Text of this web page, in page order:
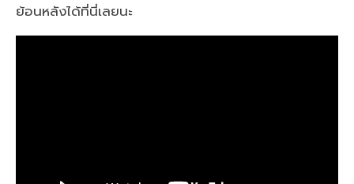
ย้อนหลังได้ที่นี่เลยนะ